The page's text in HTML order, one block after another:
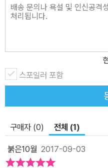
에 쫓겼을 안타까운 처지에 많
죽음을 애도했다. 원칙적으로
의 스크린도어 점검 업무를 수
극도로 인력을 축소한 상태로
란 애초에 불가능했다. 이러한 현
응책을 마련해야 했지만, 서울
마다 안전 규정을 지키지 않았
하청사회를 떠받치는 두 개의 기
읽어낼 수 있다. 이때 ‘위험의 외
그리 어렵지 않다. 하지만 ‘지대
스포일러 포함
구매자 (0) 전체 (1)
붉은10월 2017-09-03